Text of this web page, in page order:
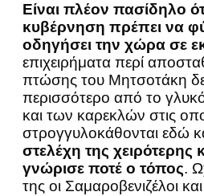
Eίναι πλέον πασίδηλο
κυβέρνηση πρέπει να
οδηγήσει την χώρα σε
επιχειρήματα περί
πτώσης του Μητσοτάκη
περισσότερο από το γλυκό
και των καρεκλών στις
στρογγυλοκάθονται εδώ
στελέχη της
γνώρισε ποτέ ο τόπος.
της οι Σαμαροβενιζέλοι